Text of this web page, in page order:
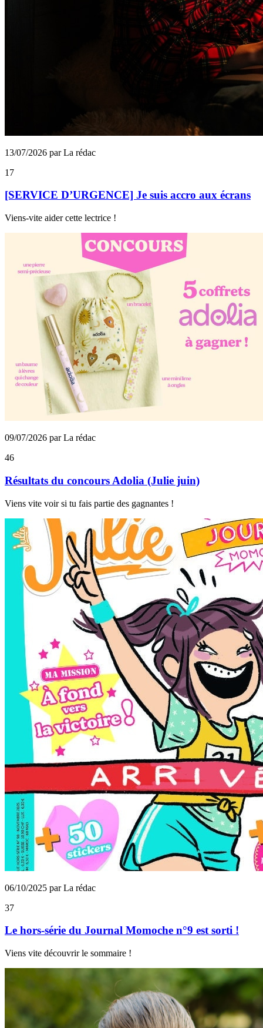
13/07/2026 par La rédac
17
[SERVICE D’URGENCE] Je suis accro aux écrans
Viens-vite aider cette lectrice !
09/07/2026 par La rédac
46
Résultats du concours Adolia (Julie juin)
Viens vite voir si tu fais partie des gagnantes !
06/10/2025 par La rédac
37
Le hors-série du Journal Momoche n°9 est sorti !
Viens vite découvrir le sommaire !